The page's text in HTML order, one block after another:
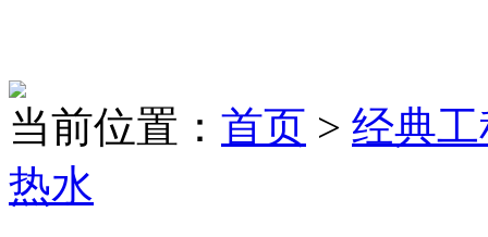
当前位置： 首页 > 经典
热水